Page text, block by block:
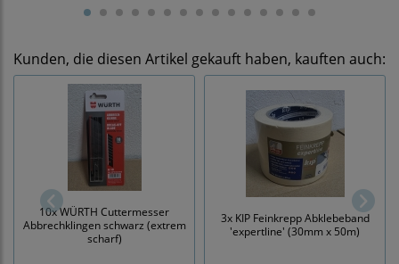
Kunden, die diesen Artikel gekauft haben, kauften auch:
10x WÜRTH Cuttermesser
Abbrechklingen schwarz (extrem
scharf)
3x KIP Feinkrepp Abklebeband
'expertline' (30mm x 50m)